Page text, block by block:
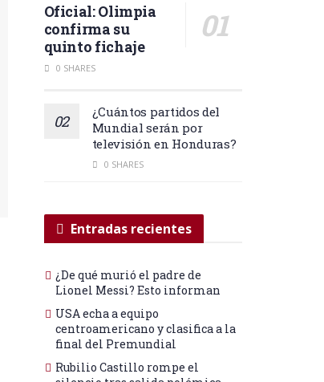
Oficial: Olimpia
confirma su
quinto fichaje
0 SHARES
¿Cuántos partidos del
Mundial serán por
televisión en Honduras?
0 SHARES
Entradas recientes
¿De qué murió el padre de
Lionel Messi? Esto informan
USA echa a equipo
centroamericano y clasifica a la
final del Premundial
Rubilio Castillo rompe el